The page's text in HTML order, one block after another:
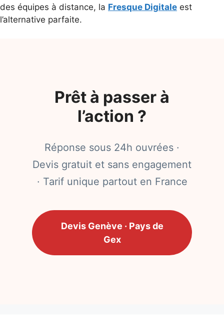
des équipes à distance, la Fresque Digitale est
l’alternative parfaite.
Prêt à passer à
l’action ?
Réponse sous 24h ouvrées ·
Devis gratuit et sans engagement
· Tarif unique partout en France
Devis Genève · Pays de
Gex